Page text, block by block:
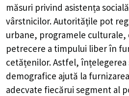
măsuri privind asistența
vârstnicilor. Autoritățile pot
urbane, programele culturale,
petrecere a timpului liber în
cetățenilor. Astfel,
demografice ajută la
adecvate fiecărui segment al